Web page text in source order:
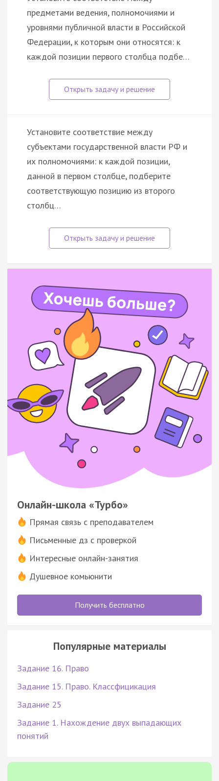
предметами ведения, полномочиями и
уровнями публичной власти в Российской
Федерации, к которым они относятся: к
каждой позиции первого столбца подбе…
Установите соответствие между
субъектами государственной власти РФ и
их полномочиями: к каждой позиции,
данной в первом столбце, подберите
соответствующую позицию из второго
столбц…
Онлайн-школа «Турбо»
Прямая связь с преподавателем
Письменные дз с проверкой
Интересные онлайн-занятия
Душевное комьюнити
Получить бесплатно
Популярные материалы
Задание 16. Право
Задание 15. Право. Классфицикация
Задание 25
Задание 1. Нахождение двух выпадающих
понятий